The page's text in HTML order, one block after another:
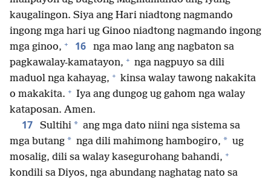
kaugalingon. Siya ang Hari niadtong nagmando
ingong mga hari ug Ginoo niadtong nagmando ingong
mga ginoo, + 16
nga mao lang ang nagbaton sa
pagkawalay-kamatayon, + nga nagpuyo sa dili
maduol nga kahayag, + kinsa walay tawong nakakita
o makakita. + Iya ang dungog ug gahom nga walay
kataposan. Amen.
17 Sultihi * ang mga dato niini nga sistema sa
mga butang * nga dili mahimong hambogiro, * ug
mosalig, dili sa walay kasegurohang bahandi, +
kondili sa Diyos, nga abundang naghatag nato sa